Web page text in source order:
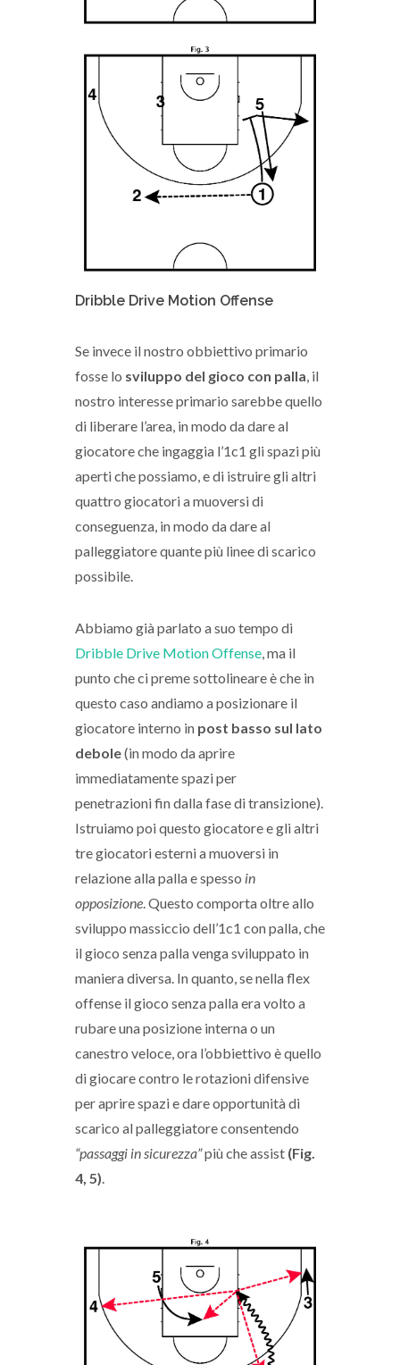
Dribble Drive Motion Offense
Se invece il nostro obbiettivo primario
fosse lo sviluppo del gioco con palla , il
nostro interesse primario sarebbe quello
di liberare l’area, in modo da dare al
giocatore che ingaggia l’1c1 gli spazi più
aperti che possiamo, e di istruire gli altri
quattro giocatori a muoversi di
conseguenza, in modo da dare al
palleggiatore quante più linee di scarico
possibile.
Abbiamo già parlato a suo tempo di
Dribble Drive Motion Offense , ma il
punto che ci preme sottolineare è che in
questo caso andiamo a posizionare il
giocatore interno in post basso sul lato
debole(in modo da aprire
immediatamente spazi per
penetrazioni fin dalla fase di transizione).
Istruiamo poi questo giocatore e gli altri
tre giocatori esterni a muoversi in
relazione alla palla e spesso in
opposizione . Questo comporta oltre allo
sviluppo massiccio dell’1c1 con palla, che
il gioco senza palla venga sviluppato in
maniera diversa. In quanto, se nella flex
offense il gioco senza palla era volto a
rubare una posizione interna o un
canestro veloce, ora l’obbiettivo è quello
di giocare contro le rotazioni difensive
per aprire spazi e dare opportunità di
scarico al palleggiatore consentendo
“passaggi in sicurezza”più che assist (Fig.
4, 5)